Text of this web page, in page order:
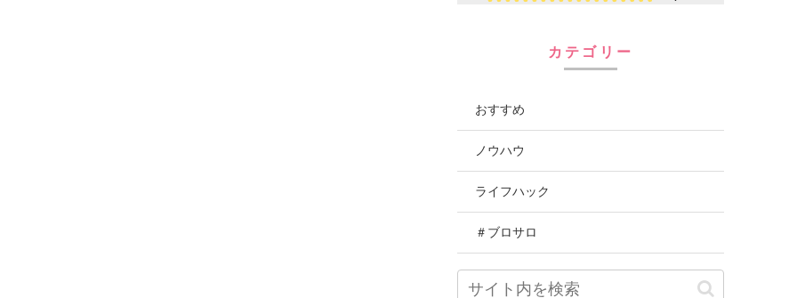
カテゴリー
おすすめ
ノウハウ
ライフハック
＃ブロサロ